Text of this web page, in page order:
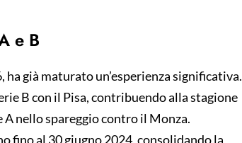
e B
già maturato un’esperienza significativa.
B con il Pisa, contribuendo alla stagione
nello spareggio contro il Monza.
fino al 30 giugno 2024, consolidando la